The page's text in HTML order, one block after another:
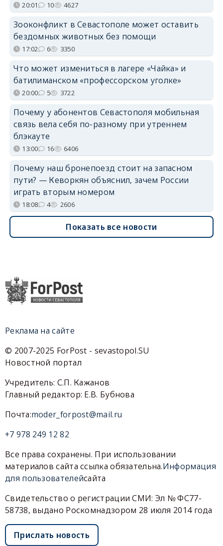
20:01 10 4627
Зооконфликт в Севастополе может оставить
бездомных животных без помощи
17:02 6 3350
Что может измениться в лагере «Чайка» и
батилиманском «профессорском уголке»
20:00 5 3722
Почему у абонентов Севастополя мобильная
связь вела себя по-разному при утреннем
блэкауте
13:00 16 6406
Почему наш бронепоезд стоит на запасном
пути? — Кеворкян объяснил, зачем России
играть вторым номером
18:08 4 2606
Показать все новости
Реклама на сайте
© 2007-2025 ForPost - sevastopol.SU
Новостной портал
Учредитель: С.П. Кажанов
Главный редактор: Е.В. Бубнова
Почта:moder_forpost@mail.ru
+7 978 249 12 82
Все права сохранены. При использовании
материалов сайта ссылка обязательна.Информация
для пользователейсайта
Свидетельство о регистрации СМИ: Эл № ФС77-
58738, выдано Роскомнадзором 28 июля 2014 года
Прислать новость